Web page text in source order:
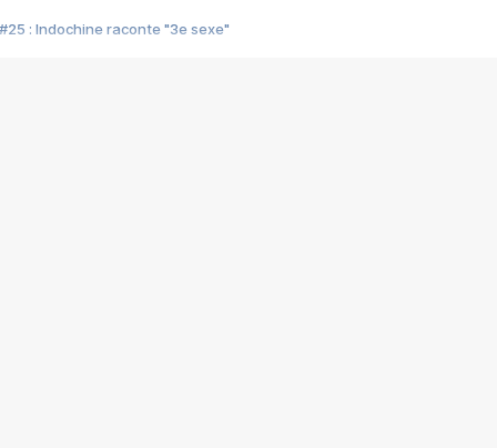
#25 : Indochine raconte "3e sexe"